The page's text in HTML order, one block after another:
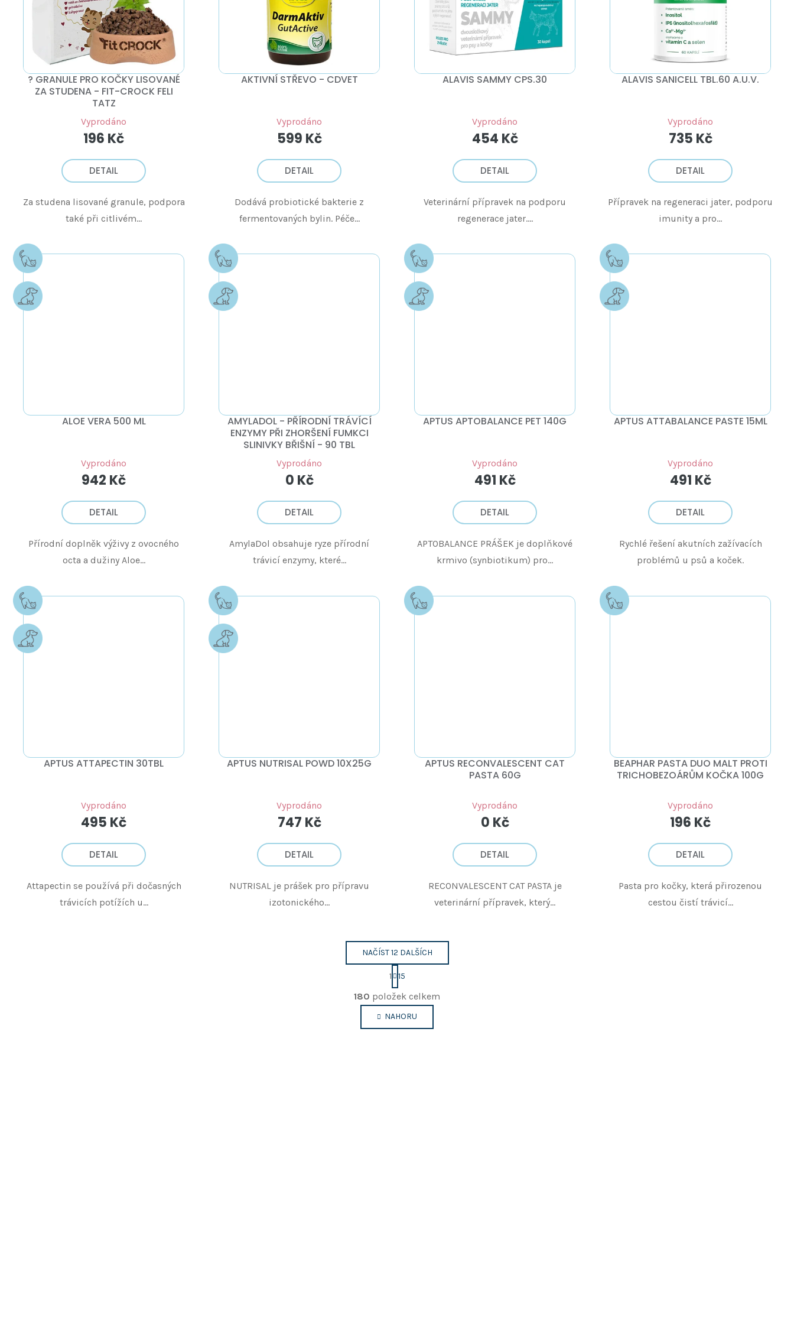
? GRANULE PRO KOČKY LISOVANÉ
ZA STUDENA - FIT-CROCK FELI
TATZ
Vyprodáno
196 Kč
DETAIL
Za studena lisované granule, podpora
také při citlivém...
AKTIVNÍ STŘEVO - CDVET
Vyprodáno
599 Kč
DETAIL
Dodává probiotické bakterie z
fermentovaných bylin. Péče...
ALAVIS SAMMY CPS.30
Vyprodáno
454 Kč
DETAIL
Veterinární přípravek na podporu
regenerace jater....
ALAVIS SANICELL TBL.60 A.U.V.
Vyprodáno
735 Kč
DETAIL
Přípravek na regeneraci jater, podporu
imunity a pro...
ALOE VERA 500 ML
Vyprodáno
942 Kč
DETAIL
Přírodní doplněk výživy z ovocného
octa a dužiny Aloe...
AMYLADOL - PŘÍRODNÍ TRÁVÍCÍ
ENZYMY PŘI ZHORŠENÍ FUMKCI
SLINIVKY BŘIŠNÍ - 90 TBL
Vyprodáno
0 Kč
DETAIL
AmylaDol obsahuje ryze přírodní
trávicí enzymy, které...
APTUS APTOBALANCE PET 140G
Vyprodáno
491 Kč
DETAIL
APTOBALANCE PRÁŠEK je doplňkové
krmivo (synbiotikum) pro...
APTUS ATTABALANCE PASTE 15ML
Vyprodáno
491 Kč
DETAIL
Rychlé řešení akutních zažívacích
problémů u psů a koček.
APTUS ATTAPECTIN 30TBL
Vyprodáno
495 Kč
DETAIL
Attapectin se používá při dočasných
trávicích potížích u...
APTUS NUTRISAL POWD 10X25G
Vyprodáno
747 Kč
DETAIL
NUTRISAL je prášek pro přípravu
izotonického...
APTUS RECONVALESCENT CAT
PASTA 60G
Vyprodáno
0 Kč
DETAIL
RECONVALESCENT CAT PASTA je
veterinární přípravek, který...
BEAPHAR PASTA DUO MALT PROTI
TRICHOBEZOÁRŮM KOČKA 100G
Vyprodáno
196 Kč
DETAIL
Pasta pro kočky, která přirozenou
cestou čistí trávicí...
O
v
l
á
NAČÍST 12 DALŠÍCH
S
t
r
á
n
k
1 15
180 položek celkem
NAHORU